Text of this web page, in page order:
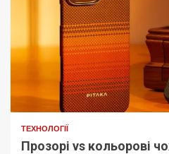
ТЕХНОЛОГІЇ
Прозорі vs кольорові